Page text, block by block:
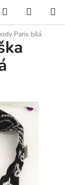
Hledat
KOŠÍK
Paris bílá